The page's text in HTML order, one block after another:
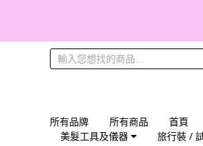
所有品牌 所有商品 首頁
美髮工具及儀器
旅行裝 /